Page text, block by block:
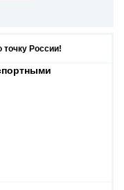
России!